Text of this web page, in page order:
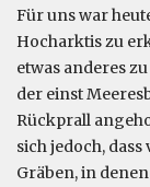
Für uns war
Hocharktis zu
etwas anderes
der einst
Rückprall
sich jedoch,
Gräben, in